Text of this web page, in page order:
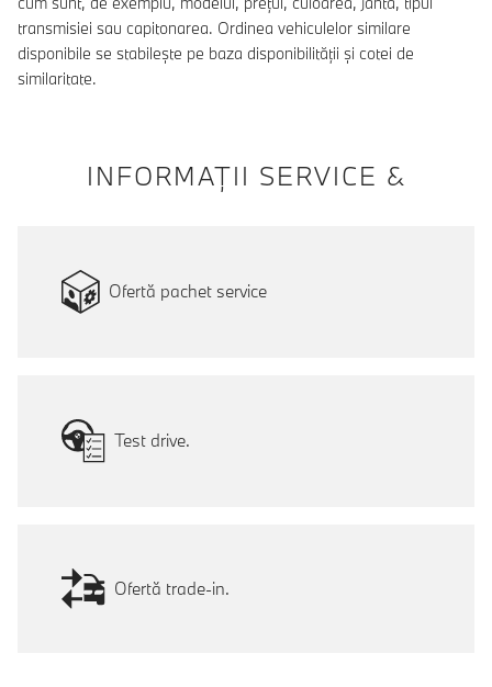
transmisiei sau capitonarea. Ordinea vehiculelor similare
disponibile se stabilește pe baza disponibilității și cotei de
similaritate.
INFORMAŢII SERVICE &
Ofertă pachet service
Test drive.
Ofertă trade-in.